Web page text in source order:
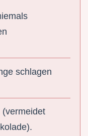
schlagen